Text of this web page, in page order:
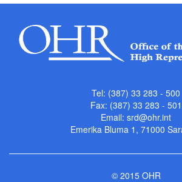
Tel: (387) 33 283 - 500
Fax: (387) 33 283 - 501
Email: srd@ohr.int
Emerika Bluma 1, 71000
© 2015 OHR